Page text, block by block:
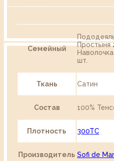
Семейный
Простыня
шт.
Ткань Сатин
Состав 100%
Плотность 300TC
Производитель Sofi de